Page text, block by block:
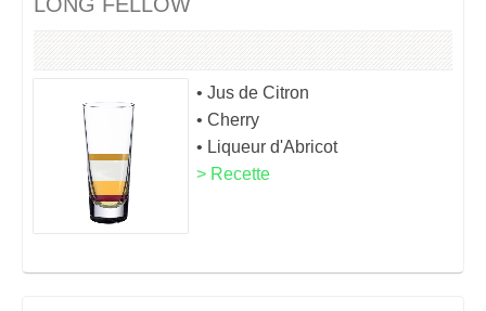
• Jus de Citron
• Cherry
• Liqueur d'Abricot
> Recette